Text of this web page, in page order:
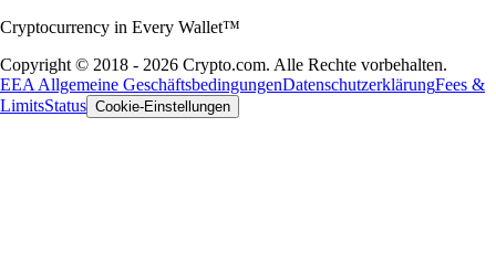
Cryptocurrency in Every Wallet™
Copyright © 2018 - 2026 Crypto.com. Alle Rechte vorbehalten.
EEA Allgemeine GeschäftsbedingungenDatenschutzerklärungFees &
LimitsStatus Cookie-Einstellungen